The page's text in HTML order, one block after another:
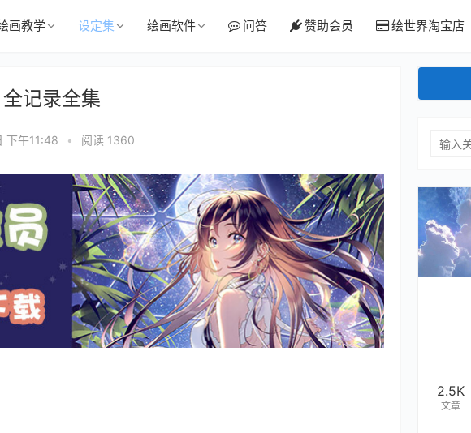
画教学 设定集 绘画软件 问答 赞助会员 绘世界淘宝店
记录全集
下午11:48 • 阅读 1360
2.5K
文章